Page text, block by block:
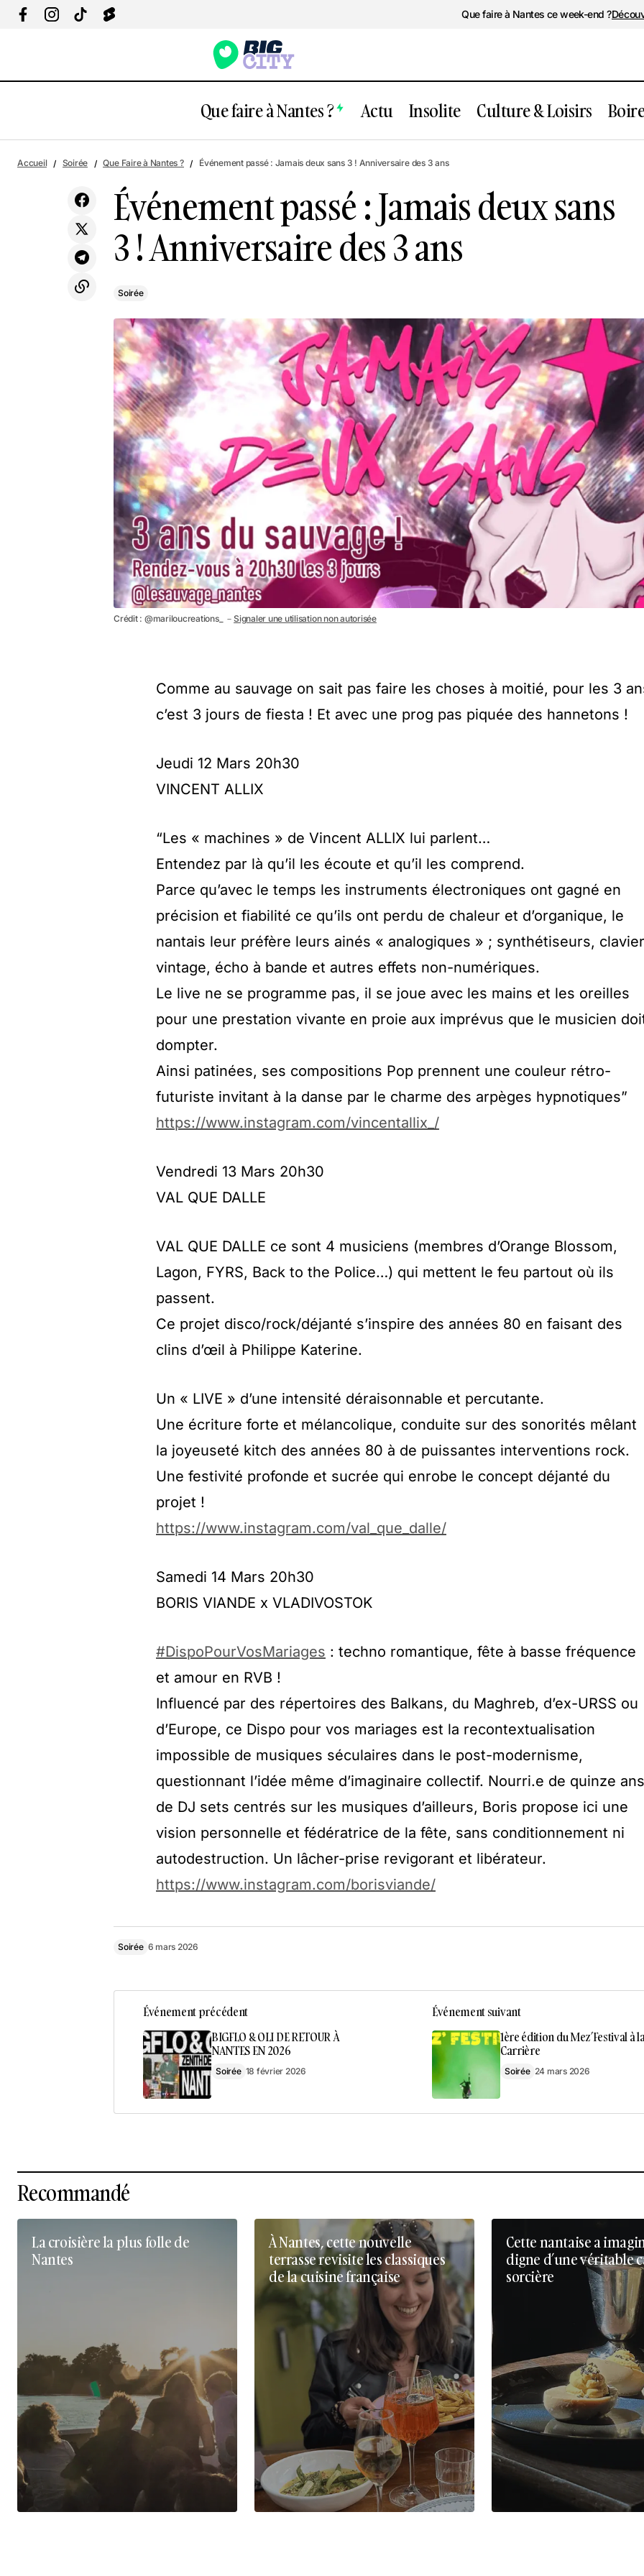
Que faire à Nantes ce week-end ?
Que faire à Nantes ? Actu Insolite Culture & Loisirs
Soirée Événement passé : Jamais deux sans 3 !
Accueil Soirée Que Faire à Nantes ? Événement passé : Jamais deux sans 3 ! Anniversaire des 3 ans
Événement passé : Jamais deux sans
3 ! Anniversaire des 3 ans
Soirée
Crédit : @mariloucreations_ －Signaler une utilisation non autorisée
Comme au sauvage on sait pas faire les choses à moitié, pour les 3
c’est 3 jours de fiesta ! Et avec une prog pas piquée des hannetons !
Jeudi 12 Mars 20h30
VINCENT ALLIX
“Les « machines » de Vincent ALLIX lui parlent…
Entendez par là qu’il les écoute et qu’il les comprend.
Parce qu’avec le temps les instruments électroniques ont gagné en
précision et fiabilité ce qu’ils ont perdu de chaleur et d’organique, le
nantais leur préfère leurs ainés « analogiques » ; synthétiseurs, clavier
vintage, écho à bande et autres effets non-numériques.
Le live ne se programme pas, il se joue avec les mains et les oreilles
pour une prestation vivante en proie aux imprévus que le musicien
dompter.
Ainsi patinées, ses compositions Pop prennent une couleur rétro-
futuriste invitant à la danse par le charme des arpèges hypnotiques”
https://www.instagram.com/vincentallix_/
Vendredi 13 Mars 20h30
VAL QUE DALLE
VAL QUE DALLE ce sont 4 musiciens (membres d’Orange Blossom,
Lagon, FYRS, Back to the Police…) qui mettent le feu partout où ils
passent.
Ce projet disco/rock/déjanté s’inspire des années 80 en faisant des
clins d’œil à Philippe Katerine.
Un « LIVE » d’une intensité déraisonnable et percutante.
Une écriture forte et mélancolique, conduite sur des sonorités mêlant
la joyeuseté kitch des années 80 à de puissantes interventions rock.
Une festivité profonde et sucrée qui enrobe le concept déjanté du
projet !
https://www.instagram.com/val_que_dalle/
Samedi 14 Mars 20h30
BORIS VIANDE x VLADIVOSTOK
#DispoPourVosMariages : techno romantique, fête à basse fréquence
et amour en RVB !
Influencé par des répertoires des Balkans, du Maghreb, d’ex-URSS ou
d’Europe, ce Dispo pour vos mariages est la recontextualisation
impossible de musiques séculaires dans le post-modernisme,
questionnant l’idée même d’imaginaire collectif. Nourri.e de quinze ans
de DJ sets centrés sur les musiques d’ailleurs, Boris propose ici une
vision personnelle et fédératrice de la fête, sans conditionnement ni
autodestruction. Un lâcher-prise revigorant et libérateur.
https://www.instagram.com/borisviande/
Soirée 6 mars 2026
Événement précédent
BIGFLO & OLI DE RETOUR À
NANTES EN 2026
Soirée 18 février 2026
Événement suivant
1ère édition du Mez’Festival à
Carrière
Soirée 24 mars 2026
Recommandé
La croisière la plus folle de
Nantes
À Nantes, cette nouvelle
terrasse revisite les classiques
de la cuisine française
Cette nantaise a
digne d’une véritable
sorcière